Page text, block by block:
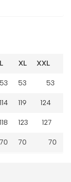
L XL XXL
53 53 53
114 119 124
118 123 127
70 70 70